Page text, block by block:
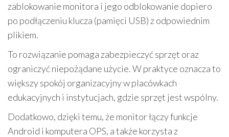
zablokowanie monitora i jego odblokowanie dopiero
po podłączeniu klucza (pamięci USB) z odpowiednim
plikiem.
To rozwiązanie pomaga zabezpieczyć sprzęt oraz
ograniczyć niepożądane użycie. W praktyce oznacza to
większy spokój organizacyjny w placówkach
edukacyjnych i instytucjach, gdzie sprzęt jest wspólny.
Dodatkowo, dzięki temu, że monitor łączy funkcje
Android i komputera OPS, a także korzysta z